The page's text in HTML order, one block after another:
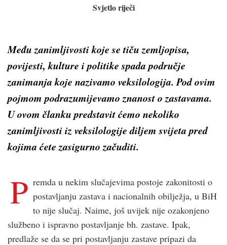
Svjetlo riječi
Među zanimljivosti koje se tiču zemljopisa,
povijesti, kulture i politike spada područje
zanimanja koje nazivamo veksilologija. Pod ovim
pojmom podrazumijevamo znanost o zastavama.
U ovom članku predstavit ćemo nekoliko
zanimljivosti iz veksilologije diljem svijeta pred
kojima ćete zasigurno začuditi.
P remda u nekim slučajevima postoje zakonitosti o
postavljanju zastava i nacionalnih obilježja, u BiH
to nije slučaj. Naime, još uvijek nije ozakonjeno
službeno i ispravno postavljanje bh. zastave. Ipak,
predlaže se da se pri postavljanju zastave pripazi da